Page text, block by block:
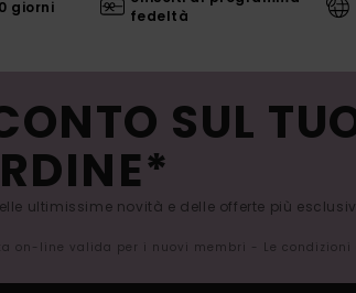
giorni
fedeltà
SUL
ultimissime novità e delle offerte più
on-line valida per i nuovi membri - Le